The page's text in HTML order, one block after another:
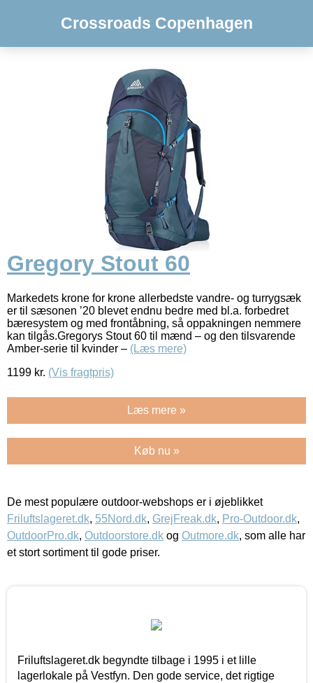
Crossroads Copenhagen
Gregory Stout 60
Markedets krone for krone allerbedste vandre- og turrygsæk
er til sæsonen ’20 blevet endnu bedre med bl.a. forbedret
bæresystem og med frontåbning, så oppakningen nemmere
kan tilgås.Gregorys Stout 60 til mænd – og den tilsvarende
Amber-serie til kvinder – (Læs mere)
1199 kr. (Vis fragtpris)
Læs mere »
Køb nu »
De mest populære outdoor-webshops er i øjeblikket
Friluftslageret.dk, 55Nord.dk, GrejFreak.dk, Pro-Outdoor.dk,
OutdoorPro.dk, Outdoorstore.dk og Outmore.dk, som alle har
et stort sortiment til gode priser.
Friluftslageret.dk begyndte tilbage i 1995 i et lille
lagerlokale på Vestfyn. Den gode service, det rigtige